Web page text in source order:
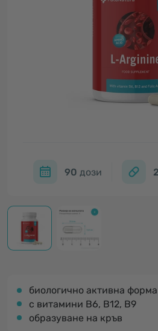
90 дози 2
биологично активна форма
с витамини B6, B12, B9
образуване на кръв